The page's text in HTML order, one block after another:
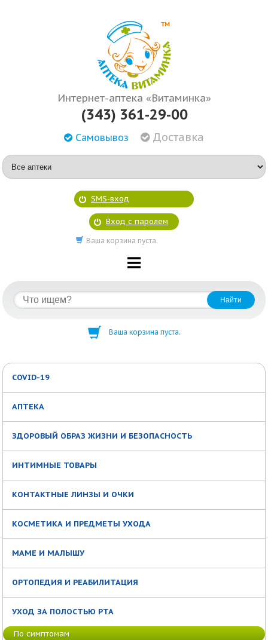
Интернет-аптека «Витаминка»
(343) 361-29-00
Самовывоз Доставка
SMS-вход
Вход с паролем
Ваша корзина пуста.
Ваша корзина пуста.
COVID-19
АПТЕКА
ЗДОРОВЫЙ ОБРАЗ ЖИЗНИ И БЕЗОПАСНОСТЬ
ИНТИМНЫЕ ТОВАРЫ
КОНТАКТНЫЕ ЛИНЗЫ И ОЧКИ
КОСМЕТИКА И ПРЕДМЕТЫ УХОДА
МАМЕ И МАЛЫШУ
ОРТОПЕДИЯ И РЕАБИЛИТАЦИЯ
УХОД ЗА ПОЛОСТЬЮ РТА
По симптомам